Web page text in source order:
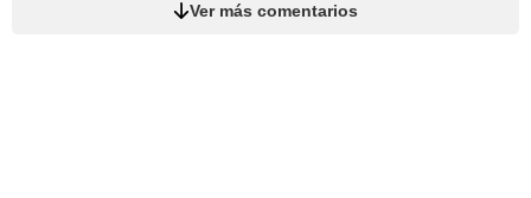
Ver más comentarios